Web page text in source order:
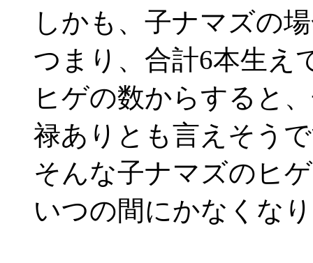
しかも、子ナマズの
つまり、合計6本生え
ヒゲの数からすると
禄ありとも言えそう
そんな子ナマズのヒ
いつの間にかなくな